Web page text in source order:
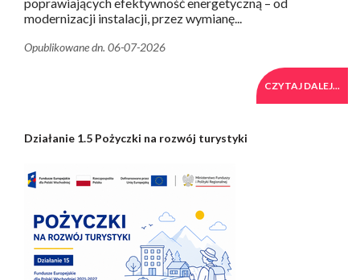
modernizacji instalacji, przez wymianę...
Opublikowane dn. 06-07-2026
CZYTAJ DALEJ...
Działanie 1.5 Pożyczki na rozwój turystyki